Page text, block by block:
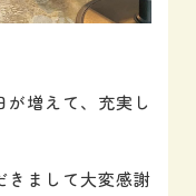
増えて、充実し
きまして大変感謝